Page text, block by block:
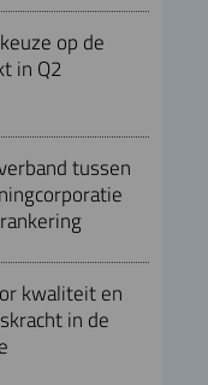
op de
in Q2
tussen
kwaliteit en
in de